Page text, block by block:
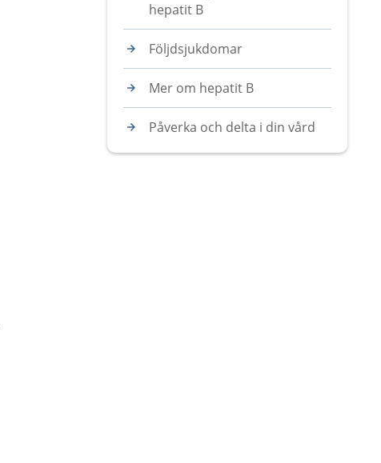
hepatit B
Följdsjukdomar
Mer om hepatit B
Påverka och delta i din vård